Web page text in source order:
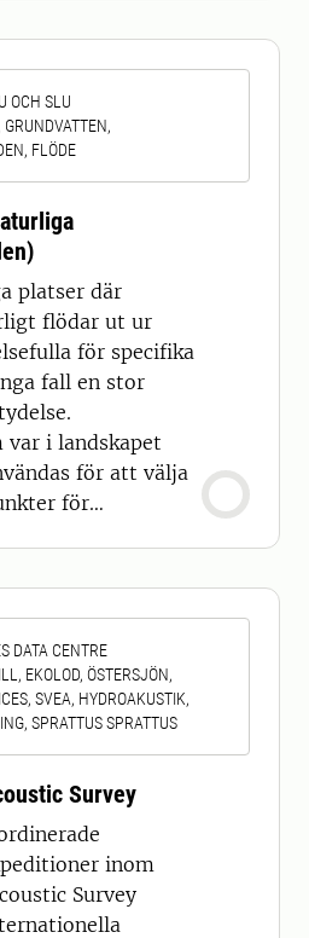
och
Om man vill
viktigt att ta
OCH SLU
FLÖDE
platser där
flödar ut ur
för specifika
fall en stor
i landskapet
för att välja
för
av skog.
användas vid
art- och
geologiska
DATA CENTRE
EKOLOD, ÖSTERSJÖN,
SVEA, HYDROAKUSTIK,
SPRATTUS SPRATTUS
Survey
inom
Survey